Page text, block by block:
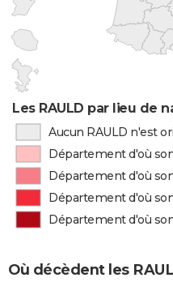
Les RAULD par lieu de
Aucun RAULD n'est
Département d'où
Département d'où
Département d'où
Département d'où
Où décèdent les